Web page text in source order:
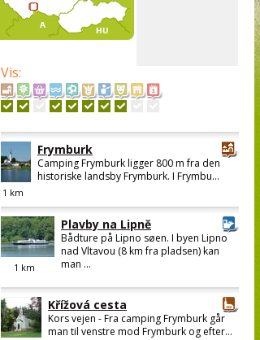
Vis:
1 km
Frymburk
Camping Frymburk ligger 800 m fra den
historiske landsby Frymburk. I Frymbu...
1 km
Plavby na Lipně
Bådture på Lipno søen. I byen Lipno
nad Vltavou (8 km fra pladsen) kan
man ...
Křížová cesta
Kors vejen - Fra camping Frymburk går
man til venstre mod Frymburk og efter...